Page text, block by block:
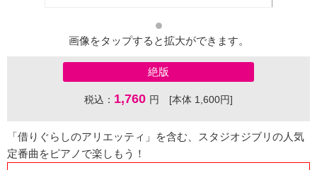
画像をタップすると拡大ができます。
絶版
税込： 1,760 円 [本体 1,600円]
「借りぐらしのアリエッティ」を含む、スタジオジブリの人気
定番曲をピアノで楽しもう！